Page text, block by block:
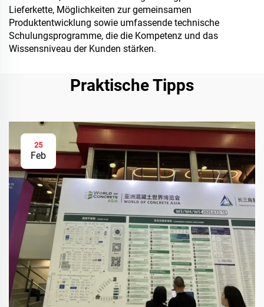
Lieferkette, Möglichkeiten zur gemeinsamen
Produktentwicklung sowie umfassende technische
Schulungsprogramme, die die Kompetenz und das
Wissensniveau der Kunden stärken.
Praktische Tipps
25
Feb